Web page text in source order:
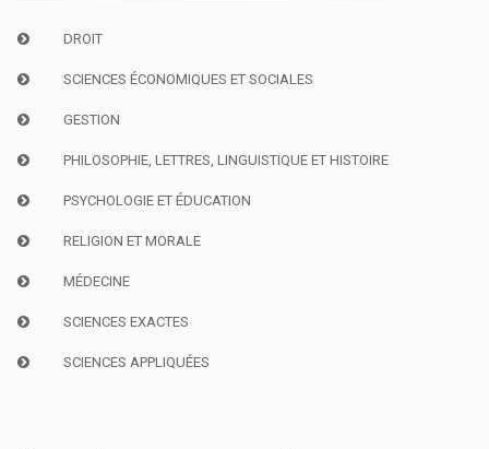
DROIT
SCIENCES ÉCONOMIQUES ET SOCIALES
GESTION
PHILOSOPHIE, LETTRES, LINGUISTIQUE ET HISTOIRE
PSYCHOLOGIE ET ÉDUCATION
RELIGION ET MORALE
MÉDECINE
SCIENCES EXACTES
SCIENCES APPLIQUÉES